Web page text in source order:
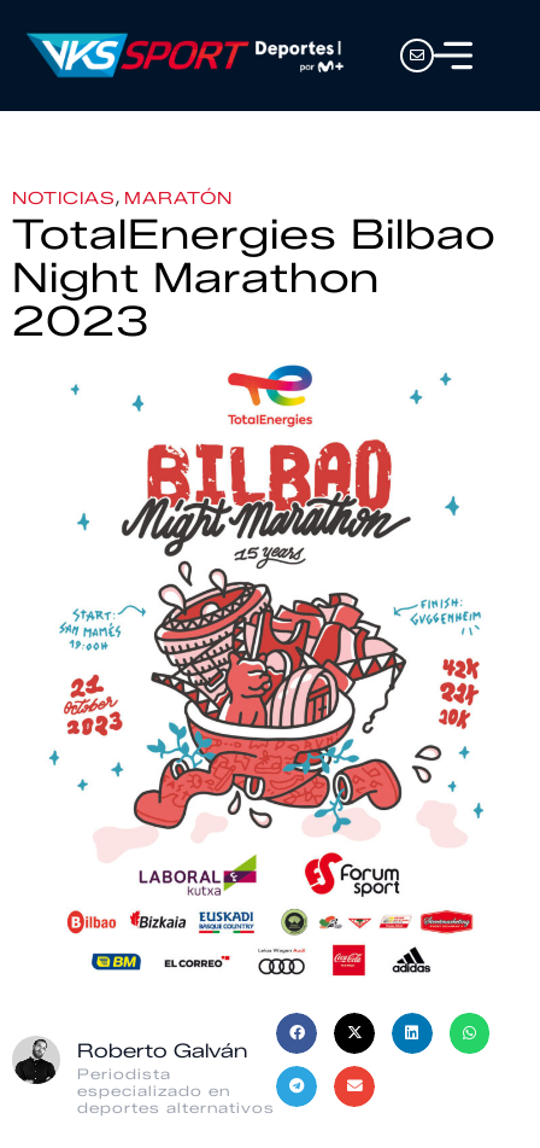
NOTICIAS, MARATÓN
TotalEnergies Bilbao
Night Marathon
2023
Roberto Galván
Periodista
especializado en
deportes alternativos